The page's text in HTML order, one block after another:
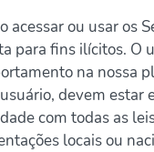
acessar ou usar os
para fins ilícitos. O
na nossa
devem estar
com todas as
locais ou